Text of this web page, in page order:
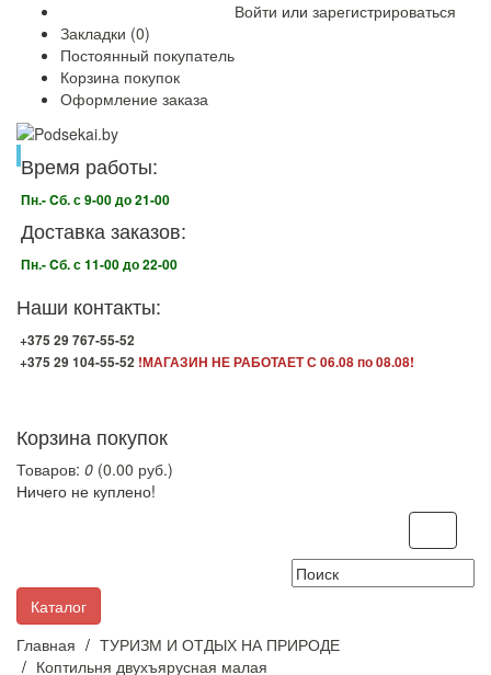
Закладки (0)
Постоянный покупатель
Корзина покупок
Оформление заказа
Войти или зарегистрироваться
Время работы:
Пн.- Cб. с 9-00 до 21-00
Доставка заказов:
Пн.- Cб. с 11-00 до 22-00
Наши контакты:
+375 29 767-55-52
+375 29 104-55-52 !МАГАЗИН НЕ РАБОТАЕТ С 06.08 по 08.08!
Корзина покупок
Товаров: 0 (0.00 руб.)
Ничего не куплено!
Каталог
Главная
ТУРИЗМ И ОТДЫХ НА ПРИРОДЕ
Коптильня двухъярусная малая